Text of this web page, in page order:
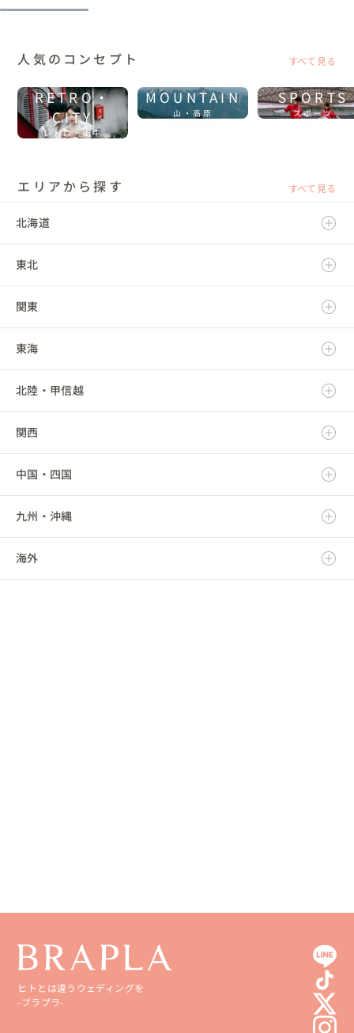
人気のコンセプト すべて見る
RETRO・
CITY
レトロ・街中
MOUNTAIN
山・高原
SPORTS
スポーツ
エリアから探す すべて見る
北海道
北海道
東北
青森県
岩手県
宮城県
秋田県
山形県
福島県
関東
茨城県
栃木県
群馬県
埼玉県
千葉県
東京都
東海
岐阜県
静岡県
愛知県
三重県
北陸・甲信越
新潟県
富山県
石川県
福井県
関西
滋賀県
京都府
大阪府
中国・四国
鳥取県
島根県
九州・沖縄
福岡県
海外
ヒトとは違うウェディングを
-ブラプラ-